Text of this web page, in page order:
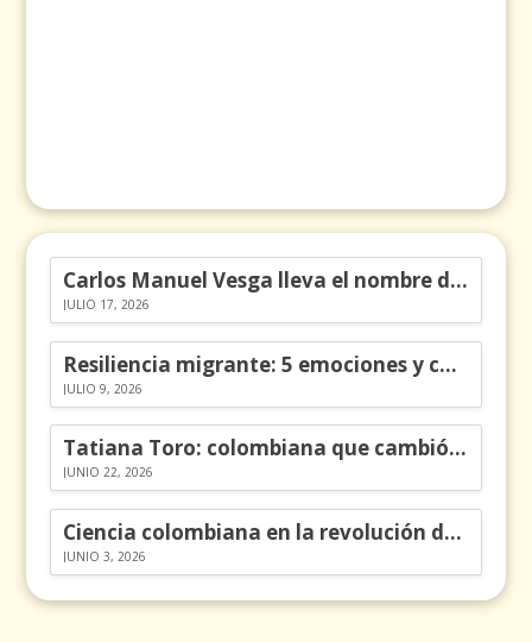
Carlos Manuel Vesga lleva el nombre de Colombia a los Emmy
JULIO 17, 2026
Resiliencia migrante: 5 emociones y cómo gestionarlas
JULIO 9, 2026
Tatiana Toro: colombiana que cambió la historia de las matemáticas
JUNIO 22, 2026
Ciencia colombiana en la revolución de los órganos en chips
JUNIO 3, 2026